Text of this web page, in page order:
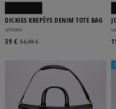
DICKIES KREPŠYS DENIM TOTE BAG
unisex
54,99 €
39 €